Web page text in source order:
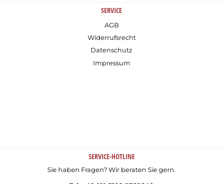
SERVICE
AGB
Widerrufsrecht
Datenschutz
Impressum
SERVICE-HOTLINE
Sie haben Fragen? Wir beraten Sie gern.